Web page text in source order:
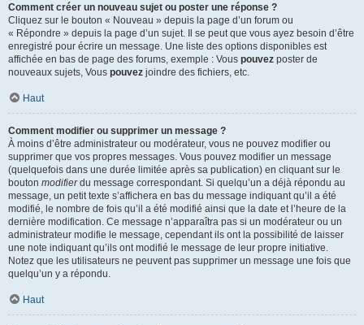
Comment créer un nouveau sujet ou poster une réponse ?
Cliquez sur le bouton « Nouveau » depuis la page d’un forum ou
« Répondre » depuis la page d’un sujet. Il se peut que vous ayez besoin d’être
enregistré pour écrire un message. Une liste des options disponibles est
affichée en bas de page des forums, exemple : Vous pouvez poster de
nouveaux sujets, Vous pouvez joindre des fichiers, etc.
Haut
Comment modifier ou supprimer un message ?
À moins d’être administrateur ou modérateur, vous ne pouvez modifier ou
supprimer que vos propres messages. Vous pouvez modifier un message
(quelquefois dans une durée limitée après sa publication) en cliquant sur le
bouton modifierdu message correspondant. Si quelqu’un a déjà répondu au
message, un petit texte s’affichera en bas du message indiquant qu’il a été
modifié, le nombre de fois qu’il a été modifié ainsi que la date et l’heure de la
dernière modification. Ce message n’apparaîtra pas si un modérateur ou un
administrateur modifie le message, cependant ils ont la possibilité de laisser
une note indiquant qu’ils ont modifié le message de leur propre initiative.
Notez que les utilisateurs ne peuvent pas supprimer un message une fois que
quelqu’un y a répondu.
Haut